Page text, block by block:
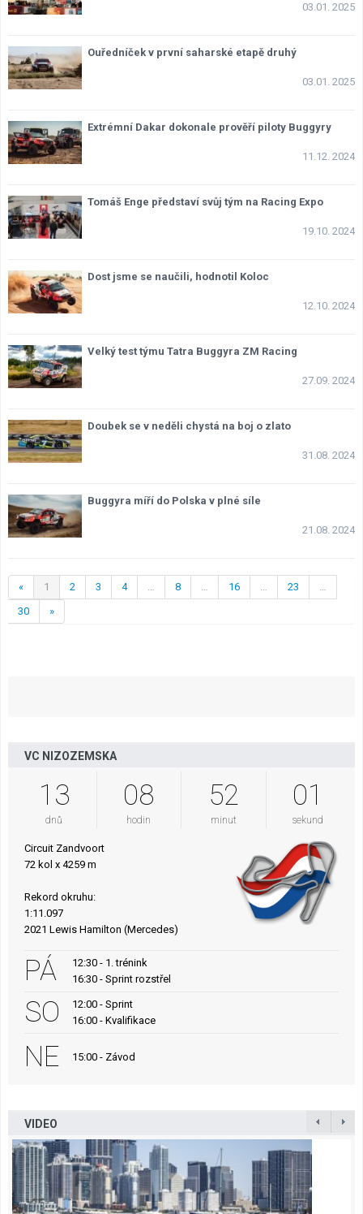
03.01. 2025
Ouředníček v první saharské etapě druhý
03.01. 2025
Extrémní Dakar dokonale prověří piloty Buggyry
11.12. 2024
Tomáš Enge představí svůj tým na Racing Expo
19.10. 2024
Dost jsme se naučili, hodnotil Koloc
12.10. 2024
Velký test týmu Tatra Buggyra ZM Racing
27.09. 2024
Doubek se v neděli chystá na boj o zlato
31.08. 2024
Buggyra míří do Polska v plné síle
21.08. 2024
« 1 2 3 4 … 8 … 16 … 23
…
30
»
VC NIZOZEMSKA
13
dnů
08
hodin
52
minut
00
sekund
Circuit Zandvoort
72 kol x 4259 m
Rekord okruhu:
1:11.097
2021 Lewis Hamilton (Mercedes)
PÁ
12:30 - 1. trénink
16:30 - Sprint rozstřel
SO
12:00 - Sprint
16:00 - Kvalifikace
NE 15:00 - Závod
VIDEO